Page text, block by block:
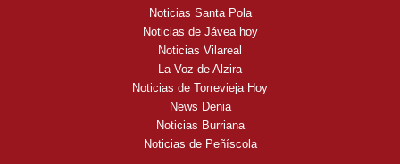
Noticias Santa Pola
Noticias de Jávea hoy
Noticias Vilareal
La Voz de Alzira
Noticias de Torrevieja Hoy
News Denia
Noticias Burriana
Noticias de Peñíscola